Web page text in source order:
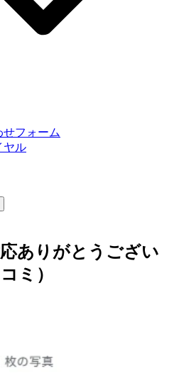
せフォーム
ヤル
ありがとうござい
ミ）